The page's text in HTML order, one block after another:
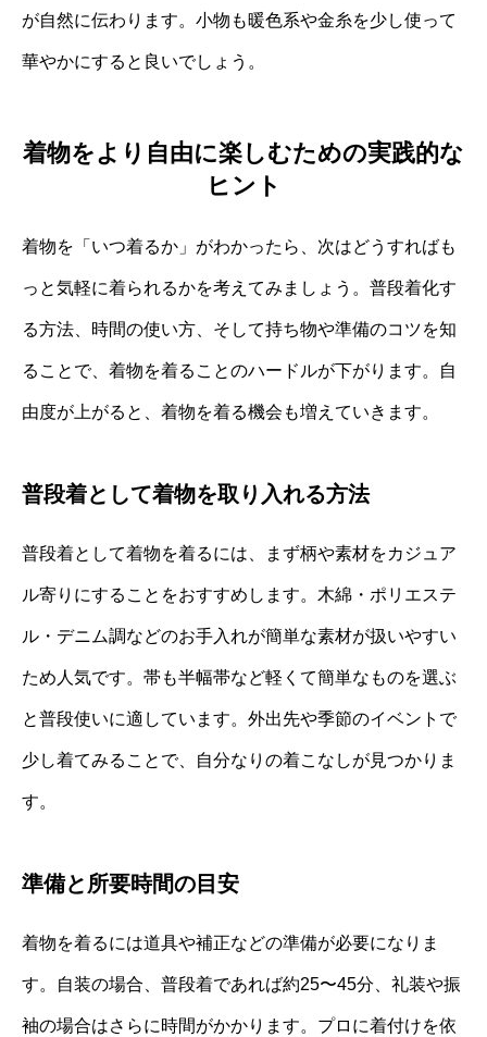
が自然に伝わります。小物も暖色系や金糸を少し使って
華やかにすると良いでしょう。
着物をより自由に楽しむための実践的な
ヒント
着物を「いつ着るか」がわかったら、次はどうすればも
っと気軽に着られるかを考えてみましょう。普段着化す
る方法、時間の使い方、そして持ち物や準備のコツを知
ることで、着物を着ることのハードルが下がります。自
由度が上がると、着物を着る機会も増えていきます。
普段着として着物を取り入れる方法
普段着として着物を着るには、まず柄や素材をカジュア
ル寄りにすることをおすすめします。木綿・ポリエステ
ル・デニム調などのお手入れが簡単な素材が扱いやすい
ため人気です。帯も半幅帯など軽くて簡単なものを選ぶ
と普段使いに適しています。外出先や季節のイベントで
少し着てみることで、自分なりの着こなしが見つかりま
す。
準備と所要時間の目安
着物を着るには道具や補正などの準備が必要になりま
す。自装の場合、普段着であれば約25〜45分、礼装や振
袖の場合はさらに時間がかかります。プロに着付けを依